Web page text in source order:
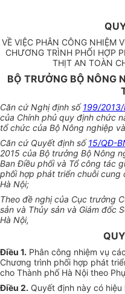
VỀ VIỆC PHÂN CÔNG NHIỆM
CHƯƠNG TRÌNH PHỐI HỢP
THỊT AN TOÀN
BỘ TRƯỞNG BỘ NÔNG
Căn cứ Nghị định số199/
của Chính phủ quy định chức
tổ chức của Bộ Nông nghiệp
Căn cứ Quyết định số15/QĐ-
2015 của Bộ trưởng Bộ Nông
Ban Điều phối và Tổ công tác
phối hợp phát triển chuỗi cung
Hà Nội;
Theo đề nghị của Cục trưởng
sản và Thủy sản và Giám đốc
Hà Nội,
Điều 1. Phân công nhiệm vụ
Chương trình phối hợp phát
cho Thành phố Hà Nội theo
Điều 2. Quyết định này có